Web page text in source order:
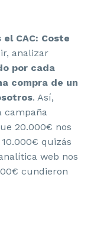
CAC: Coste
analizar
por cada
compra de un
. Así,
campaña
20.000€ nos
quizás
web nos
cundieron